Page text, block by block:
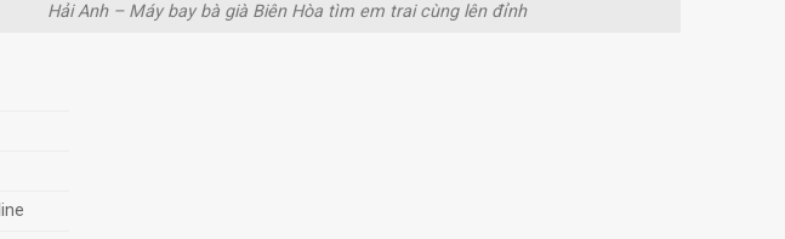
Hải Anh – Máy bay bà già Biên Hòa tìm em trai cùng lên đỉnh